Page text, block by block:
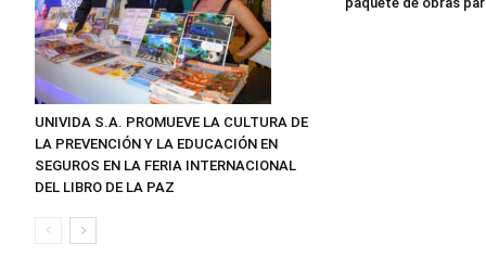
UNIVIDA S.A. PROMUEVE LA CULTURA DE
LA PREVENCIÓN Y LA EDUCACIÓN EN
SEGUROS EN LA FERIA INTERNACIONAL
DEL LIBRO DE LA PAZ